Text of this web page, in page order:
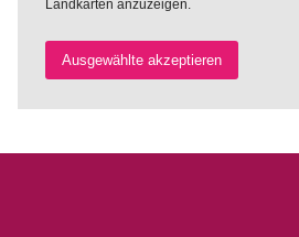
Landkarten anzuzeigen.
Ausgewählte akzeptieren